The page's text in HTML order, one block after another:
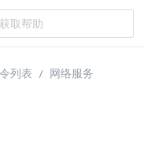
列表
网络服务